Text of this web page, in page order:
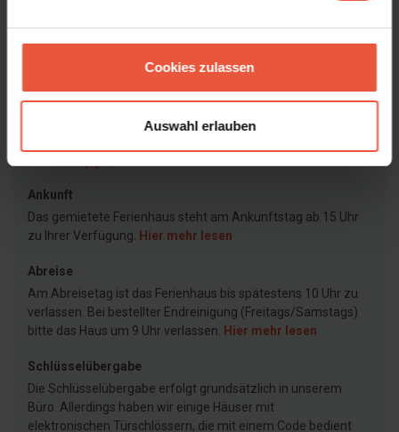
Cookies zulassen
Auswahl erlauben
Mietinformationen
Agentur
Ankunft
Das gemietete Ferienhaus steht am Ankunftstag ab 15 Uhr
zu Ihrer Verfügung.
Hier mehr lesen
Abreise
Am Abreisetag ist das Ferienhaus bis spätestens 10 Uhr zu
verlassen. Bei bestellter Endreinigung (Freitags/Samstags)
bitte das Haus um 9 Uhr verlassen.
Hier mehr lesen
Schlüsselübergabe
Die Schlüsselübergabe erfolgt grundsätzlich in unserem
Büro. Allerdings haben wir einige Häuser mit
elektronischen Türschlössern, die mit einem Code bedient